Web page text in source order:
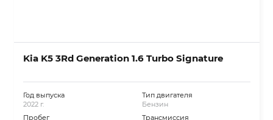
Kia K5 3Rd Generation 1.6 Turbo Signature
Год выпуска
2022 г.
Пробег
Тип двигателя
Бензин
Трансмиссия